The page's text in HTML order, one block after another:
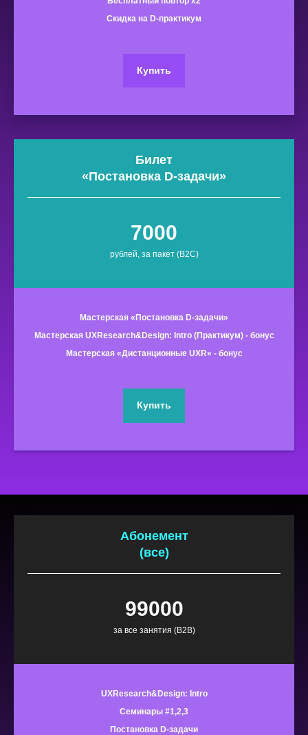
Скидка на D-практикум
Купить
Билет
«Постановка D-задачи»
7000
рублей, за пакет (B2C)
Мастерская «Постановка D-задачи»
Мастерская UXResearch&Design: Intro (Практикум) - бонус
Мастерская «Дистанционные UXR» - бонус
Купить
Абонемент
(все)
99000
за все занятия (B2B)
UXResearch&Design: Intro
Семинары #1,2,3
Постановка D-задачи